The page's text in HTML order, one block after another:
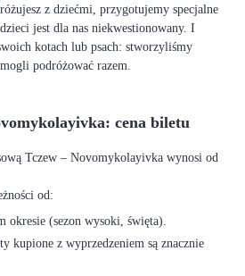
z dziećmi, przygotujemy specjalne
jest dla nas niekwestionowany. I
kotach lub psach: stworzyliśmy
podróżować razem.
cena biletu
Tczew – Novomykolayivka wynosi od
od:
okresie (sezon wysoki, święta).
kupione z wyprzedzeniem są znacznie